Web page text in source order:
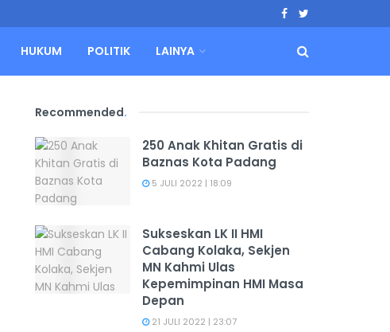
HUKUM POLITIK LAINYA
Recommended.
250 Anak Khitan Gratis di
Baznas Kota Padang
5 JULI 2022 | 18:09
Sukseskan LK II HMI
Cabang Kolaka, Sekjen
MN Kahmi Ulas
Kepemimpinan HMI Masa
Depan
21 JULI 2022 | 23:07